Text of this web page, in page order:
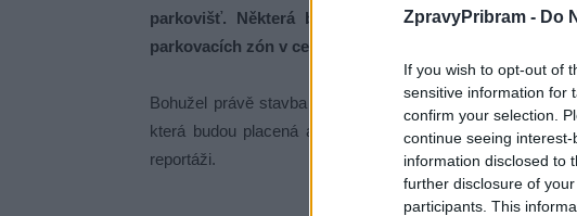
ZpravyPribram - Do
If you wish to opt-out of
sensitive information for
confirm your selection.
continue seeing
information disclosed to
further disclosure of
participants. This
parkovišť. Některá budou placená jiná zdarma.
parkovacích zón v centru.
Bohužel právě stavba parkovišť dělí veřejnost na dva
která budou placená a která zdarma, či co části
reportáži.